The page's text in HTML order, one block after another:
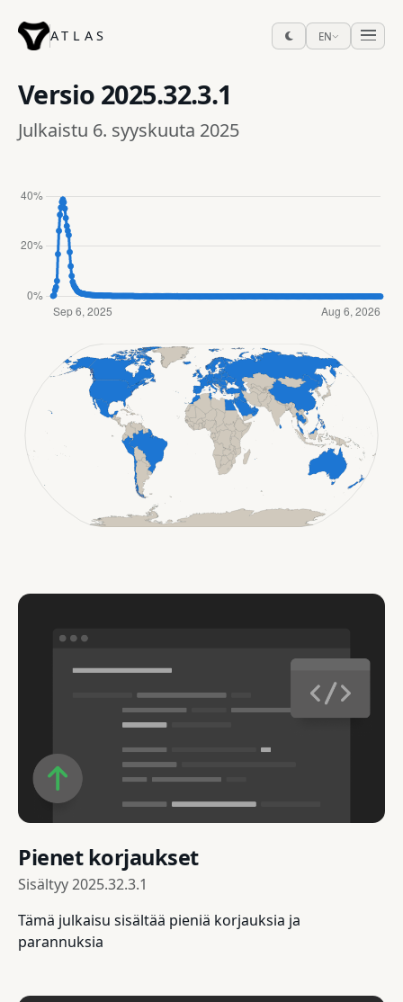
ATLAS EN
Versio 2025.32.3.1
Julkaistu 6. syyskuuta 2025
Pienet korjaukset
Sisältyy2025.32.3.1
Tämä julkaisu sisältää pieniä korjauksia ja
parannuksia